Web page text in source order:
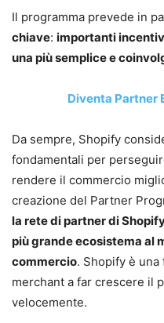
Il programma prevede in
chiave: importanti
una più semplice e
Diventa Partner
Da sempre, Shopify
fondamentali per
rendere il commercio
creazione del Partner
la rete di partner di
più grande ecosistema al
commercio. Shopify è
merchant a far crescere il
velocemente.